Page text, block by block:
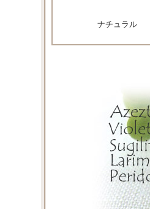
ナチュラル